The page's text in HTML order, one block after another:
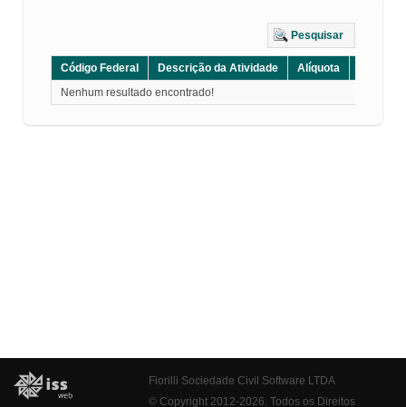
Pesquisar
Código Federal Descrição da Atividade Alíquota
Nenhum resultado encontrado!
Fiorilli Sociedade Civil Software LTDA
© Copyright 2012-2026. Todos os Direitos